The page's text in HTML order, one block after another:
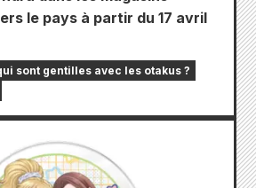
le pays à partir du 17 avril
sont gentilles avec les otakus ?